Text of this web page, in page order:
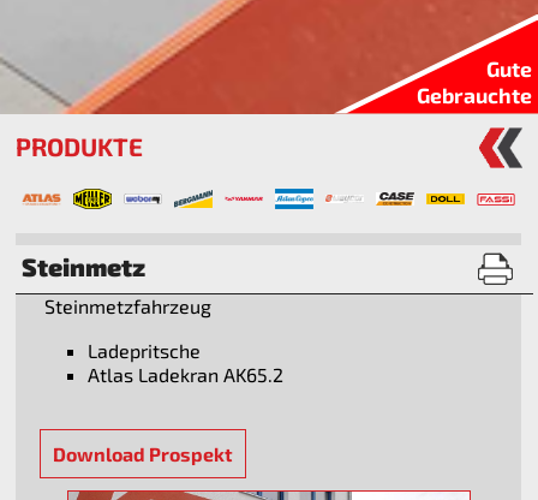
Gute
Gebrauchte
PRODUKTE
Steinmetz
Steinmetzfahrzeug
Ladepritsche
Atlas Ladekran AK65.2
Download Prospekt